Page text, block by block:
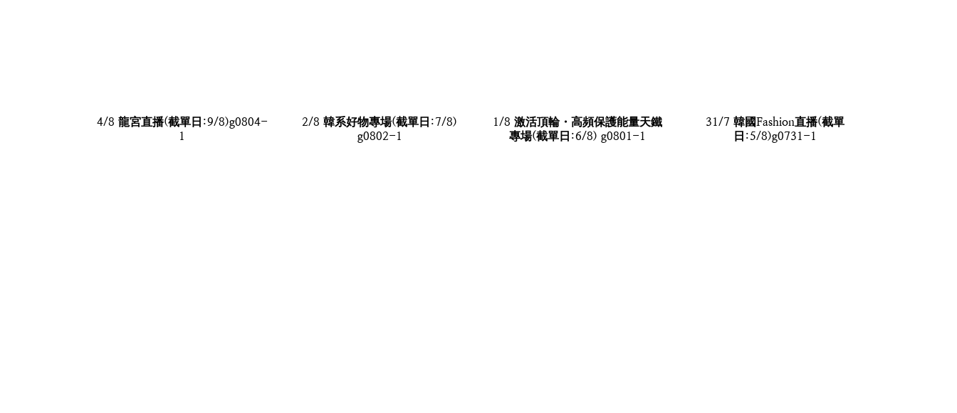
4/8 龍宮直播(截單日:9/8)g0804-
1
2/8 韓系好物專場(截單日:7/8)
g0802-1
1/8 激活頂輪・高頻保護能量天鐵
專場(截單日:6/8) g0801-1
31/7 韓國Fashion直播(截單
日:5/8)g0731-1